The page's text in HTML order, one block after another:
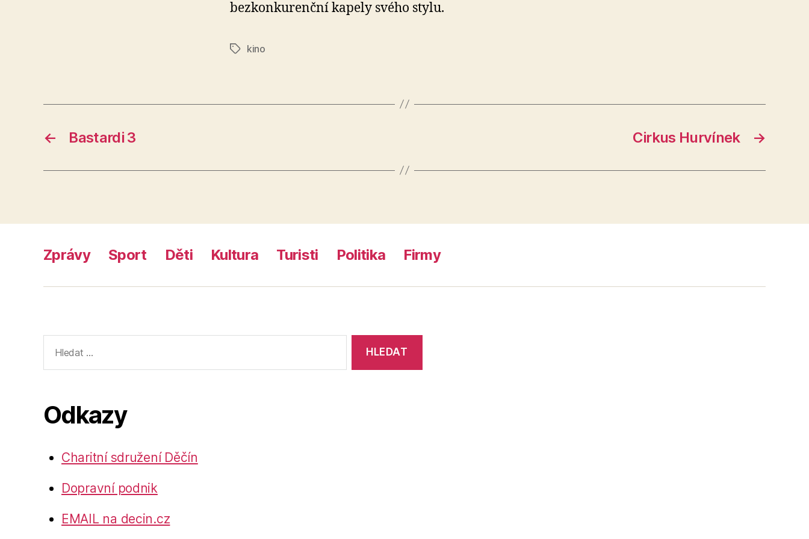
bezkonkurenční kapely svého stylu.
Štítkykino
← Bastardi 3 →
Cirkus Hurvínek
Zprávy Sport Děti Kultura Turisti Politika Firmy
vyhledávání:
Odkazy
Charitní sdružení Děčín
Dopravní podnik
EMAIL na decin.cz